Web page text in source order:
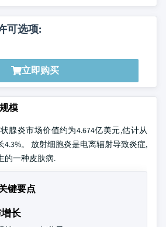
可选项:
立即购买
模
腺炎市场价值约为4.674亿美元,估计从
4.3%。 放射细胞炎是电离辐射导致炎症,
的一种皮肤病.
键要点
长